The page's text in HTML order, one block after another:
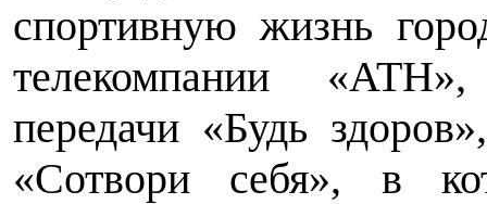
спортивную жизнь
телекомпании
передачи «Будь
«Сотвори себя», в